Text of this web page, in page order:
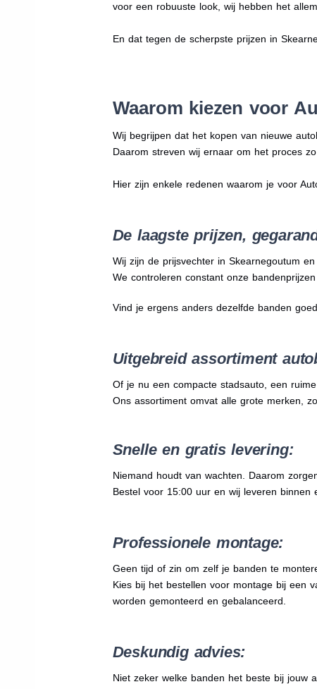
voor een robuuste look, wij hebben het
En dat tegen de scherpste prijzen in
Waarom kiezen voor
Wij begrijpen dat het kopen van nieuwe
Daarom streven wij ernaar om het proces
Hier zijn enkele redenen waarom je voor
De laagste prijzen,
Wij zijn de prijsvechter in Skearnegoutum
We controleren constant onze
Vind je ergens anders dezelfde banden
Uitgebreid assortiment
Of je nu een compacte stadsauto, een
Ons assortiment omvat alle grote merken,
Snelle en gratis levering:
Niemand houdt van wachten. Daarom
Bestel voor 15:00 uur en wij leveren
Professionele montage:
Geen tijd of zin om zelf je banden te
Kies bij het bestellen voor montage bij een
worden gemonteerd en gebalanceerd.
Deskundig advies:
Niet zeker welke banden het beste bij jouw